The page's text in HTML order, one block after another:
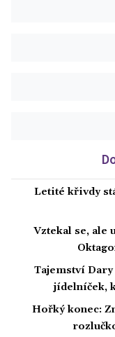
Letité křivdy
Vztekal se, ale
Tajemství Dary
jídelníček,
Hořký konec: